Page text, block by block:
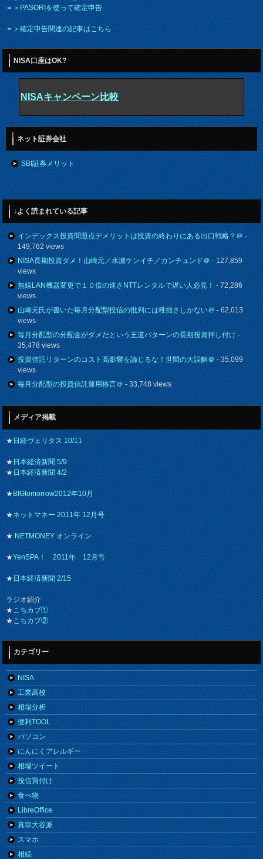
＝＞PASORIを使って確定申告
＝＞確定申告関連の記事はこちら
NISA口座はOK?
NISAキャンペーン比較
ネット証券会社
SBI証券メリット
↓よく読まれている記事
インデックス投資問題点デメリットは投資の終わりにある出口戦略？＠-
149,762 views
NISA長期投資ダメ！山崎元／水瀬ケンイチ／カンチュンド＠- 127,859
views
無線LAN機器変更で１０倍の速さNTTレンタルで遅い人必見！- 72,286
views
山崎元氏が書いた毎月分配型投信の批判には稚拙さしかない＠- 62,013
views
毎月分配型の分配金がダメだという王道パターンの長期投資押し付け-
35,478 views
投資信託リターンのコスト高影響を論じるな！世間の大誤解＠- 35,099
views
毎月分配型の投資信託運用格言＠- 33,748 views
メディア掲載
★日経ヴェリタス 10/11
★日本経済新聞 5/9
★日本経済新聞 4/2
★BIGtomorrow2012年10月
★ネットマネー 2011年 12月号
★NETMONEY オンライン
★YenSPA！ 2011年 12月号
★日本経済新聞 2/15
ラジオ紹介
★こちカブ①
★こちカブ②
カテゴリー
NISA
工業高校
相場分析
便利TOOL
パソコン
にんにくアレルギー
相場ツイート
投信買付け
食べ物
LibreOffice
真宗大谷派
スマホ
相続